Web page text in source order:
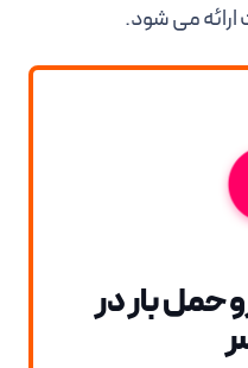
می شود.
حمل بار در